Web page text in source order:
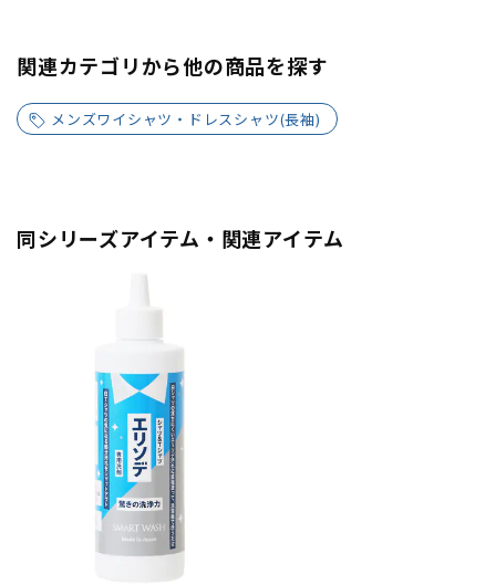
関連カテゴリから他の商品を探す
メンズワイシャツ・ドレスシャツ(長袖)
同シリーズアイテム・関連アイテム